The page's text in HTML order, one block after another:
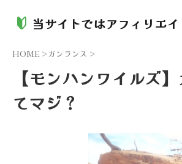
当サイトではアフィリエ
HOME >ガンランス >
【モンハンワイルズ
てマジ？